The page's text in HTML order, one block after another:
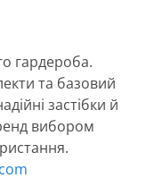
гардероба.
та базовий
застібки й
вибором